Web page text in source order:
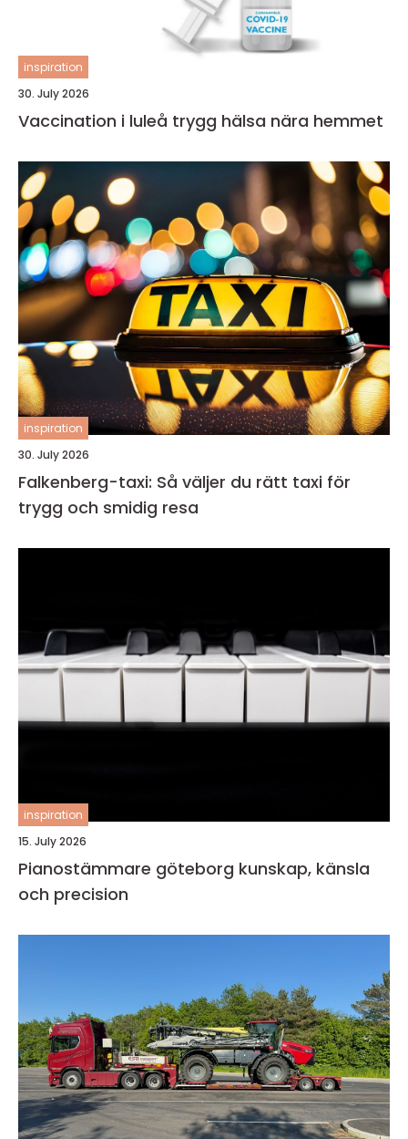
inspiration
30. July 2026
Vaccination i luleå trygg hälsa nära hemmet
inspiration
30. July 2026
Falkenberg-taxi: Så väljer du rätt taxi för
trygg och smidig resa
inspiration
15. July 2026
Pianostämmare göteborg kunskap, känsla
och precision